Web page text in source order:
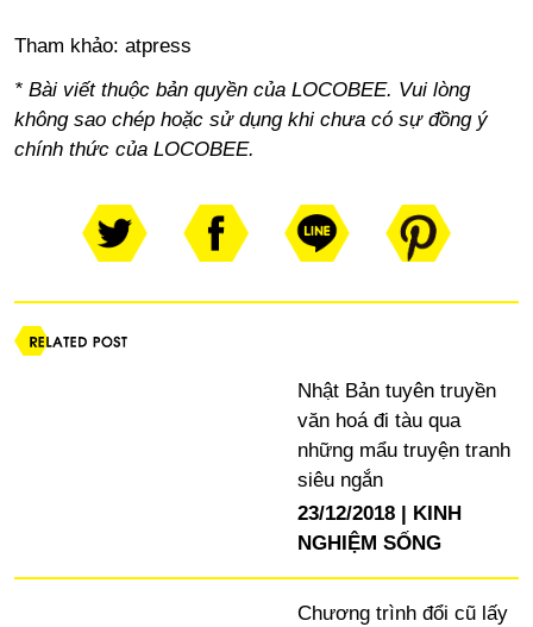
Tham khảo: atpress
* Bài viết thuộc bản quyền của LOCOBEE. Vui lòng
không sao chép hoặc sử dụng khi chưa có sự đồng ý
chính thức của LOCOBEE.
Nhật Bản tuyên truyền
văn hoá đi tàu qua
những mẩu truyện tranh
siêu ngắn
23/12/2018
KINH
NGHIỆM SỐNG
Chương trình đổi cũ lấy